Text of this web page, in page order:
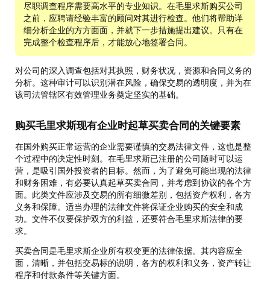
尽职调查程序需要高水平的专业知识。在毛里求斯购买公司
之前，应聘请经验丰富的顾问对其进行检查。他们将帮助详
细分析企业的方方面面，并就下一步措施提出建议。只有在
完成整个检查程序后，才能放心地签署合同。
对公司的深入调查包括对其执照，财务状况，资源和合同义务的
分析。这种审计可以识别潜在风险，确保交易的透明度，并为在
该司法管辖区有效管理业务奠定坚实的基础。
购买毛里求斯现有企业时起草买卖合同的关键要素
在国外购买正常运营的企业需要谨慎的交易法律文件，这也是整
个过程中的决定性时刻。在毛里求斯已注册的公司随时可以运
营，是吸引国外投资者的目标。然而，为了避免可能出现的法律
和财务困难，有必要认真起草买卖合同，并考虑到协议的各个方
面。此类文件应涉及交易的所有细微差别，包括资产权利，各方
义务和保障。适当办理的法律文件将保证企业购买的安全和成
功。文件不仅要保护双方的利益，还要符合毛里求斯法律的要
求。
买卖合同是毛里求斯企业所有权变更的法律依据。其内容应全
面，清晰，并包括交易标的说明，各方的权利和义务，资产转让
程序和付款条件等关键方面。